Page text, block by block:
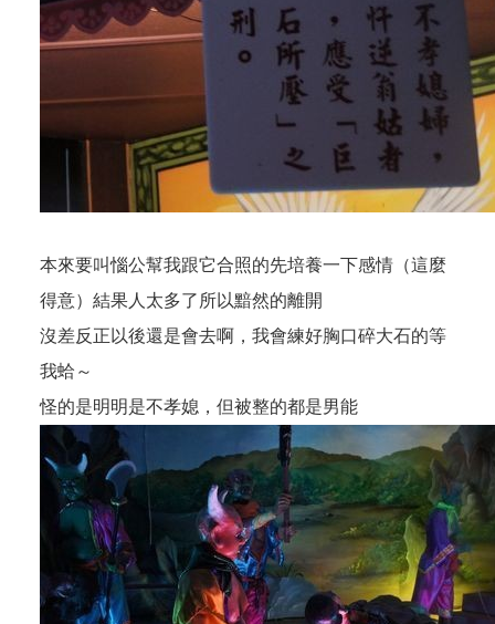
本來要叫惱公幫我跟它合照的先培養一下感情（這麼
得意）結果人太多了所以黯然的離開
沒差反正以後還是會去啊，我會練好胸口碎大石的等
我蛤～
怪的是明明是不孝媳，但被整的都是男能